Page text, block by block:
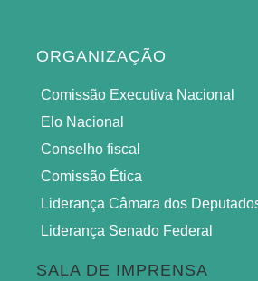
ORGANIZAÇÃO
Comissão Executiva Nacional
Elo Nacional
Conselho fiscal
Comissão Ética
Liderança Câmara dos
Liderança Senado Federal
SALA DE IMPRENSA